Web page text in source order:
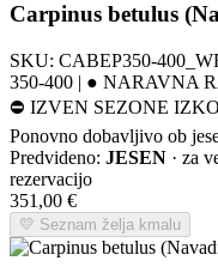
Carpinus betulus
SKU: CABEP350-
350-400 | ● NARAVNA
⛔ IZVEN SEZONE
Ponovno dobavljivo ob
Predvideno: JESEN · za
rezervacijo
351,00 €
💛 Seznam želja kmalu